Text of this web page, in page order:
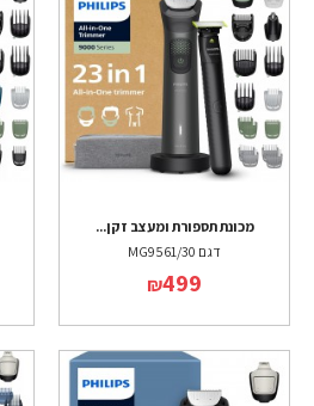
מכונת תספורת ומעצב זקן...
דגם MG9561/30
₪499